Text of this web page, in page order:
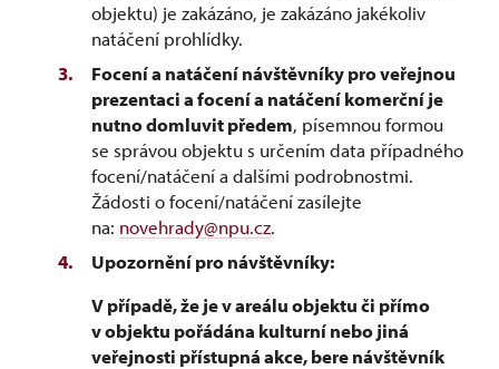
objektu) je zakázáno, je zakázáno jakékoliv
natáčení prohlídky.
Focení a natáčení návštěvníky pro veřejnou
prezentaci a focení a natáčení komerční je
nutno domluvit předem, písemnou formou
se správou objektu s určením data případného
focení/natáčení a dalšími podrobnostmi.
Žádosti o focení/natáčení zasílejte
na: novehrady@npu.cz.
Upozornění pro návštěvníky:
V případě, že je v areálu objektu či přímo
v objektu pořádána kulturní nebo jiná
veřejnosti přístupná akce, bere návštěvník